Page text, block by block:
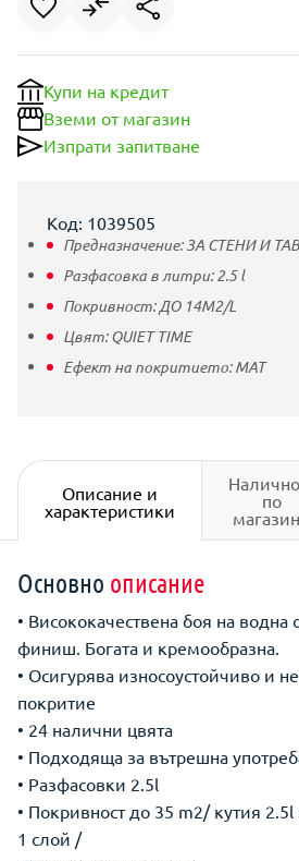
Купи на кредит
Вземи от магазин
Изпрати запитване
Код: 1039505
Предназначение:ЗА СТЕНИ И
Разфасовка в литри:2.5l
Покривност:ДО 14M2/L
Цвят:QUIET TIME
Ефект на покритието:МАТ
Описание и
характеристики
по
Основно описание
• Висококачествена боя на водна
финиш. Богата и кремообразна.
• Осигурява износоустойчиво и
покритие
• 24 налични цвята
• Подходяща за вътрешна
• Разфасовки 2.5l
• Покривност до 35 m2/ кутия
1 слой /